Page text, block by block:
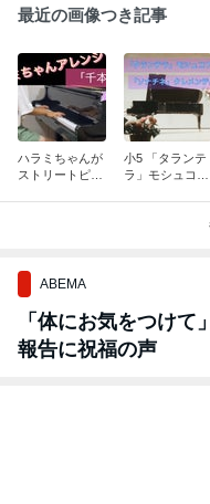
最近の画像つき記事
ハラミちゃんが
ストリートピア
小5 「タランテ
ラ」モシュコフ
ABEMA
「体にお気をつけて
報告に祝福の声